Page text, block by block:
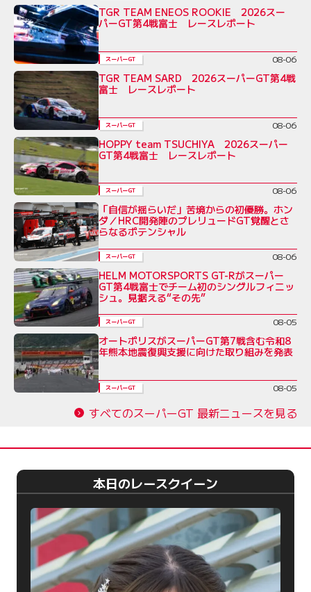
TGR TEAM ENEOS ROOKIE 2026スー
パーGT第4戦富士 レースレポート
スーパーGT 08-06
TGR TEAM SARD 2026スーパーGT第4戦
富士 レースレポート
スーパーGT 08-06
HOPPY team TSUCHIYA 2026スーパー
GT第4戦富士 レースレポート
スーパーGT 08-06
「自信が揺らいだ」苦境からの初優勝。ホン
ダ／HRC開発陣のプレリュードGT覚醒とさ
らなるポテンシャル
スーパーGT 08-06
HELM MOTORSPORTS GT-Rがスーパー
GT第4戦富士でチーム初のシングルフィニッ
シュ。見据える“その先”
スーパーGT 08-05
オートポリスがスーパーGT第7戦含む令和8
年熊本地震復興支援に向けた取り組みを発表
スーパーGT 08-05
すべてのスーパーGT 最新ニュースを見る
本日のレースクイーン